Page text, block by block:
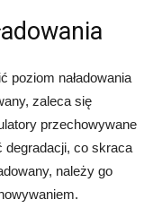
poziom naładowania
zaleca się
przechowywane
degradacji, co skraca
należy go